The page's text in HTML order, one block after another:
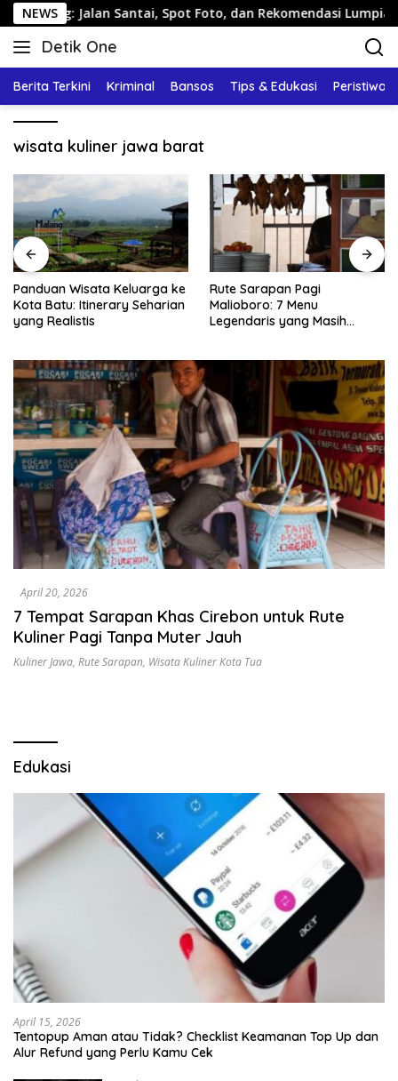
Langsung
ke
konten
NEWS
Jalan Santai, Spot Foto, dan Rekomendasi Lumpia
Detik One
Tajam
Fakta
Berita Terkini Kriminal Bansos Tips & Edukasi Peristiwa
wisata kuliner jawa barat
Panduan Wisata Keluarga ke
Kota Batu: Itinerary Seharian
yang Realistis
Rute Sarapan Pagi
Malioboro: 7 Menu
Legendaris yang Masih
April 20, 2026
7 Tempat Sarapan Khas Cirebon untuk Rute
Kuliner Pagi Tanpa Muter Jauh
Kuliner Jawa, Rute Sarapan, Wisata Kuliner Kota Tua
Edukasi
April 15, 2026
Tentopup Aman atau Tidak? Checklist Keamanan Top Up dan
Alur Refund yang Perlu Kamu Cek